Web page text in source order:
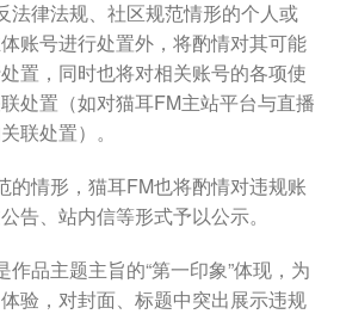
法律法规、社区规范情形的个人或
账号进行处置外，将酌情对其可能
置，同时也将对相关账号的各项使
处置（如对猫耳FM主站平台与直播
联处置）。
的情形，猫耳FM也将酌情对违规账
告、站内信等形式予以公示。
品主题主旨的“第一印象”体现，为
验，对封面、标题中突出展示违规